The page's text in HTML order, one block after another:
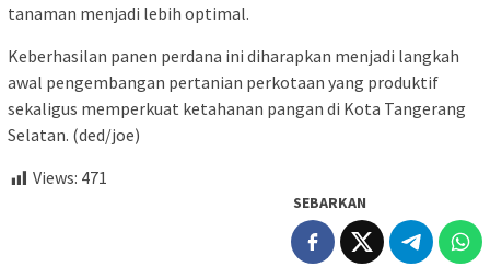
tanaman menjadi lebih optimal.
Keberhasilan panen perdana ini diharapkan menjadi langkah
awal pengembangan pertanian perkotaan yang produktif
sekaligus memperkuat ketahanan pangan di Kota Tangerang
Selatan. (ded/joe)
Views: 471
SEBARKAN